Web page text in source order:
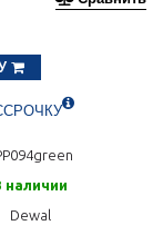
наличии
Dewal